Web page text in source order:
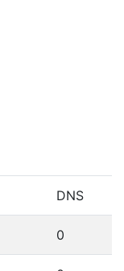
DNS
0